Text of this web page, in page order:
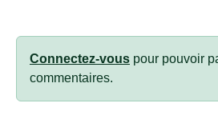
Connectez-vous pour pouvoir
commentaires.